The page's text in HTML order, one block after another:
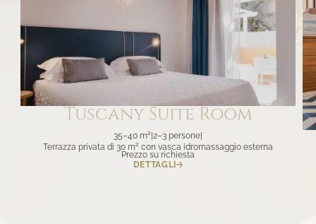
Tuscany Suite Room
35–40 m²|2–3 persone|
Terrazza privata di 30 m² con vasca idromassaggio esterna
Prezzo su richiesta
DETTAGLI